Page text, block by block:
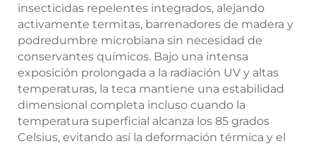
insecticidas repelentes integrados, alejando
activamente termitas, barrenadores de madera y
podredumbre microbiana sin necesidad de
conservantes químicos. Bajo una intensa
exposición prolongada a la radiación UV y altas
temperaturas, la teca mantiene una estabilidad
dimensional completa incluso cuando la
temperatura superficial alcanza los 85 grados
Celsius, evitando así la deformación térmica y el